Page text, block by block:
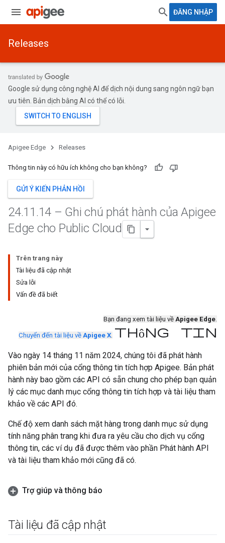
ĐĂNG NHẬP
Releases
Google sử dụng công nghệ AI để dịch nội dung sang ngôn ngữ bạn
ưu tiên. Bản dịch bằng AI có thể có lỗi.
Apigee Edge Releases
Thông tin này có hữu ích không cho bạn không?
GỬI Ý KIẾN PHẢN HỒI
24.11 .14 – Ghi chú phát hành của Apigee
Edge cho Public Cloud
Trên trang này
Tài liệu đã cập nhật
Sửa lỗi
Vấn đề đã biết
Bạn đang xem tài liệu về Apigee Edge.
Chuyển đến tài liệu về Apigee X. thông tin
Vào ngày 14 tháng 11 năm 2024, chúng tôi đã phát hành
phiên bản mới của cổng thông tin tích hợp Apigee. Bản phát
hành này bao gồm các API có sẵn chung cho phép bạn quản
lý các mục danh mục cổng thông tin tích hợp và tài liệu tham
khảo về các API đó.
Chế độ xem danh sách mặt hàng trong danh mục sử dụng
tính năng phân trang khi đưa ra yêu cầu cho dịch vụ cổng
thông tin, các ví dụ đã được thêm vào phần Phát hành API
và tài liệu tham khảo mới cũng đã có.
Trợ giúp và thông báo
Tài liệu đã cập nhật